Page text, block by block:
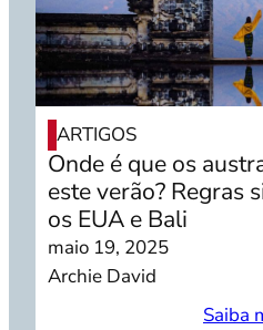
ARTIGOS
Onde é que os
este verão? Regras
os EUA e Bali
maio 19, 2025
Archie David
Saiba